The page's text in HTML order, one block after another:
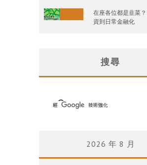
在座各位都是韭菜
資到日常金融化
搜尋
2026 年 8 月